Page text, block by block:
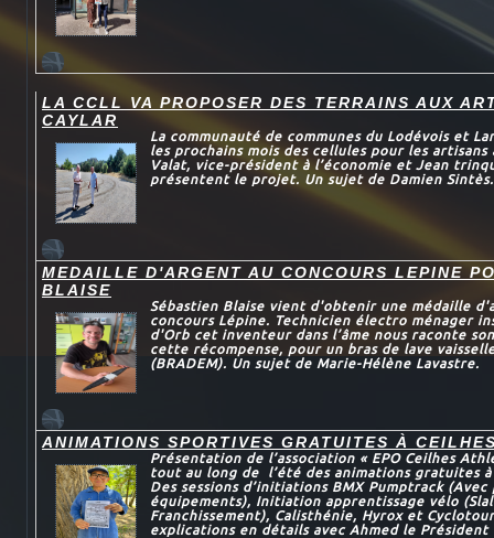
LA CCLL VA PROPOSER DES TERRAINS AUX
CAYLAR
La communauté de communes du Lodévois et
les prochains mois des cellules pour les artisans
Valat, vice-président à l’économie et Jean
présentent le projet. Un sujet de Damien Sintès.
MEDAILLE D'ARGENT AU CONCOURS LEPINE
BLAISE
Sébastien Blaise vient d'obtenir une médaille
concours Lépine. Technicien électro ménager
d'Orb cet inventeur dans l’âme nous raconte
cette récompense, pour un bras de lave
(BRADEM). Un sujet de Marie-Hélène Lavastre.
ANIMATIONS SPORTIVES GRATUITES À
Présentation de l’association « EPO Ceilhes
tout au long de l’été des animations gratuites à
Des sessions d’initiations BMX Pumptrack
équipements), Initiation apprentissage vélo
Franchissement), Calisthénie, Hyrox et
explications en détails avec Ahmed le Président